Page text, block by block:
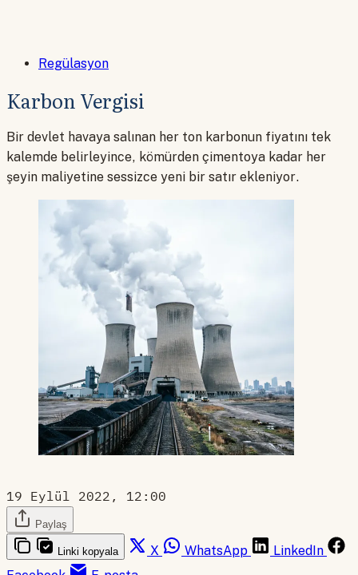
Regülasyon
Karbon Vergisi
Bir devlet havaya salınan her ton karbonun fiyatını tek
kalemde belirleyince, kömürden çimentoya kadar her
şeyin maliyetine sessizce yeni bir satır ekleniyor.
19 Eylül 2022, 12:00
Paylaş
Linki kopyala X WhatsApp
LinkedIn